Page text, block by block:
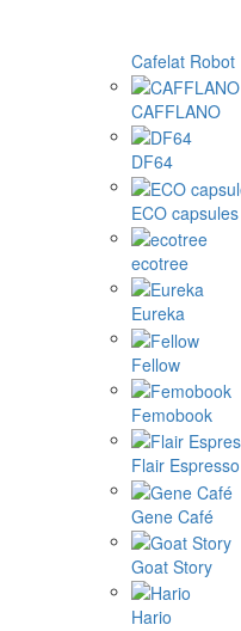
Cafelat Robot
CAFFLANO
DF64
ECO capsules
ecotree
Eureka
Fellow
Femobook
Flair Espresso
Gene Café
Goat Story
Hario